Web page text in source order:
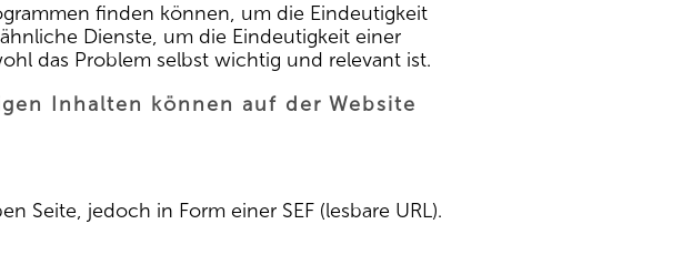
finden können, um die Eindeutigkeit
Dienste, um die Eindeutigkeit einer
das Problem selbst wichtig und relevant ist.
Inhalten können auf der Website
Seite, jedoch in Form einer SEF (lesbare URL).